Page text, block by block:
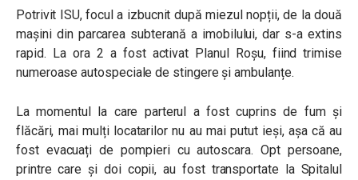
Potrivit ISU, focul a izbucnit după miezul nopții, de la două
mașini din parcarea subterană a imobilului, dar s-a extins
rapid. La ora 2 a fost activat Planul Roșu, fiind trimise
numeroase autospeciale de stingere și ambulanțe.
La momentul la care parterul a fost cuprins de fum și
flăcări, mai mulți locatarilor nu au mai putut ieși, așa că au
fost evacuați de pompieri cu autoscara. Opt persoane,
printre care și doi copii, au fost transportate la Spitalul